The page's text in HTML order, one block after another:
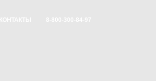
КОНТАКТЫ 8-800-300-84-97